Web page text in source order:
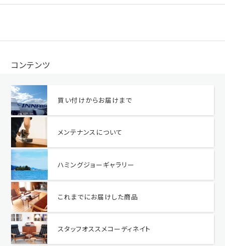
コンテンツ
買い付けからお届けまで
メンテナンスについて
ハミングジョーギャラリー
これまでにお届けした商品
スタッフオススメコーディネイト